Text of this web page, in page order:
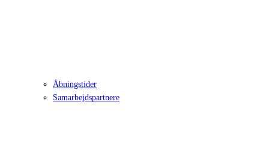
Åbningstider
Samarbejdspartnere